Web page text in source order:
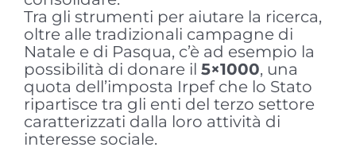
Tra gli strumenti per aiutare la ricerca,
oltre alle tradizionali campagne di
Natale e di Pasqua, c’è ad esempio la
possibilità di donare il 5×1000, una
quota dell’imposta Irpef che lo Stato
ripartisce tra gli enti del terzo settore
caratterizzati dalla loro attività di
interesse sociale.